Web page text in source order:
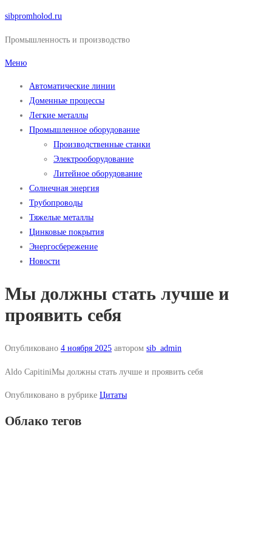
Перейти
содержимому
sibpromholod.ru
Промышленность и производство
Меню
Автоматические линии
Доменные процессы
Легкие металлы
Промышленное оборудование
Производственные станки
Электрооборудование
Литейное оборудование
Солнечная энергия
Трубопроводы
Тяжелые металлы
Цинковые покрытия
Энергосбережение
Новости
Мы должны стать лучше и
проявить себя
Опубликовано 4 ноября 2025 автором sib_admin
Aldo CapitiniМы должны стать лучше и проявить себя
Опубликовано в рубрике Цитаты
Облако тегов